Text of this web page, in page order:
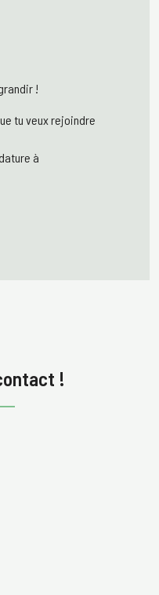
!
tu veux rejoindre
à
!